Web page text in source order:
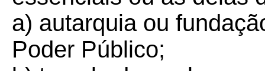
a) autarquia ou
Poder Público;